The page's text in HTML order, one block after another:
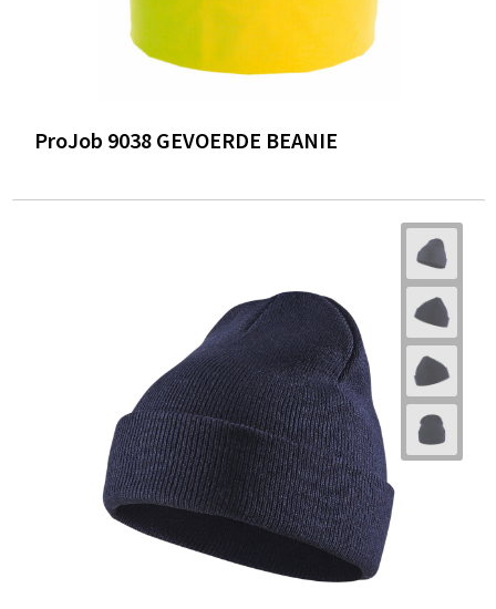
ProJob 9038 GEVOERDE BEANIE